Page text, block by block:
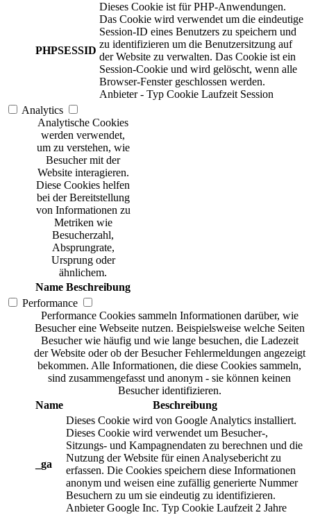
PHPSESSID
Dieses Cookie ist für PHP-Anwendungen.
Das Cookie wird verwendet um die eindeutige
Session-ID eines Benutzers zu speichern und
zu identifizieren um die Benutzersitzung auf
der Website zu verwalten. Das Cookie ist ein
Session-Cookie und wird gelöscht, wenn alle
Browser-Fenster geschlossen werden.
Anbieter - Typ Cookie Laufzeit Session
Analytics
Analytische Cookies
werden verwendet,
um zu verstehen, wie
Besucher mit der
Website interagieren.
Diese Cookies helfen
bei der Bereitstellung
von Informationen zu
Metriken wie
Besucherzahl,
Absprungrate,
Ursprung oder
ähnlichem.
Name Beschreibung
Performance
Performance Cookies sammeln Informationen darüber, wie
Besucher eine Webseite nutzen. Beispielsweise welche Seiten
Besucher wie häufig und wie lange besuchen, die Ladezeit
der Website oder ob der Besucher Fehlermeldungen angezeigt
bekommen. Alle Informationen, die diese Cookies sammeln,
sind zusammengefasst und anonym - sie können keinen
Besucher identifizieren.
Name
Beschreibung
_ga
Dieses Cookie wird von Google Analytics installiert.
Dieses Cookie wird verwendet um Besucher-,
Sitzungs- und Kampagnendaten zu berechnen und die
Nutzung der Website für einen Analysebericht zu
erfassen. Die Cookies speichern diese Informationen
anonym und weisen eine zufällig generierte Nummer
Besuchern zu um sie eindeutig zu identifizieren.
Anbieter Google Inc. Typ Cookie Laufzeit 2 Jahre